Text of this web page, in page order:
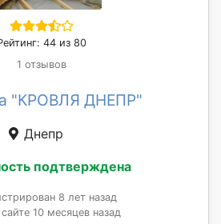
44 из 80
1 отзывов
"КРОВЛЯ ДНЕПР"
Днепр
подтверждена
8 лет назад
10 месяцев назад